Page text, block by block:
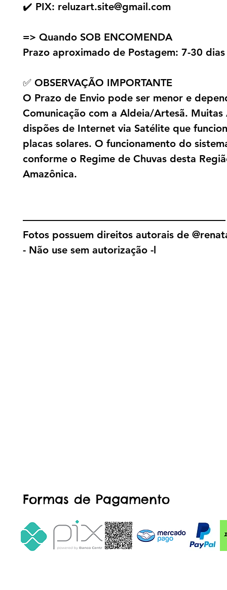
✔️ PIX: reluzart.site@gmail.com
=> Quando SOB ENCOMENDA
Prazo aproximado de Postagem: 7-30 dias
✅ OBSERVAÇÃO IMPORTANTE
O Prazo de Envio pode ser menor e
Comunicação com a Aldeia/Artesã. Muitas
dispões de Internet via Satélite que
placas solares. O funcionamento do
conforme o Regime de Chuvas desta
Amazônica.
————————————————————
Fotos possuem direitos autorais de
- Não use sem autorização -l
Formas de Pagamento